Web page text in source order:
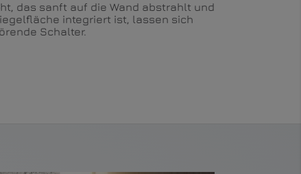
das sanft auf die Wand abstrahlt und
integriert ist, lassen sich
Schalter.